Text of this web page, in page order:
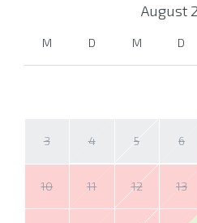
August
M D M D
3 4 5 6
10 11 12 13